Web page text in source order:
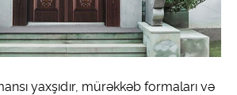
yaxşıdır, mürəkkəb formaları və